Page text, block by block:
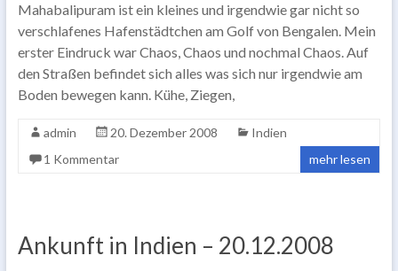
Mahabalipuram ist ein kleines und irgendwie gar nicht so
verschlafenes Hafenstädtchen am Golf von Bengalen. Mein
erster Eindruck war Chaos, Chaos und nochmal Chaos. Auf
den Straßen befindet sich alles was sich nur irgendwie am
Boden bewegen kann. Kühe, Ziegen,
admin 20. Dezember 2008
Indien
1 Kommentar
mehr lesen
Ankunft in Indien – 20.12.2008